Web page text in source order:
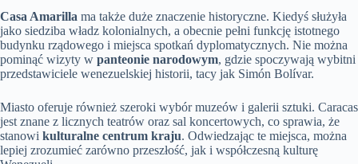
Casa Amarilla ma także duże znaczenie historyczne. Kiedyś służyła
jako siedziba władz kolonialnych, a obecnie pełni funkcję istotnego
budynku rządowego i miejsca spotkań dyplomatycznych. Nie można
pominąć wizyty w panteonie narodowym, gdzie spoczywają wybitni
przedstawiciele wenezuelskiej historii, tacy jak Simón Bolívar.
Miasto oferuje również szeroki wybór muzeów i galerii sztuki. Caracas
jest znane z licznych teatrów oraz sal koncertowych, co sprawia, że
stanowi kulturalne centrum kraju. Odwiedzając te miejsca, można
lepiej zrozumieć zarówno przeszłość, jak i współczesną kulturę